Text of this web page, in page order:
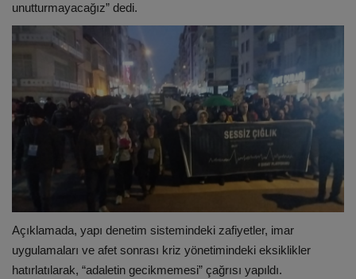
unutturmayacağız” dedi.
Açıklamada, yapı denetim sistemindeki zafiyetler, imar
uygulamaları ve afet sonrası kriz yönetimindeki eksiklikler
hatırlatılarak, “adaletin gecikmemesi” çağrısı yapıldı.